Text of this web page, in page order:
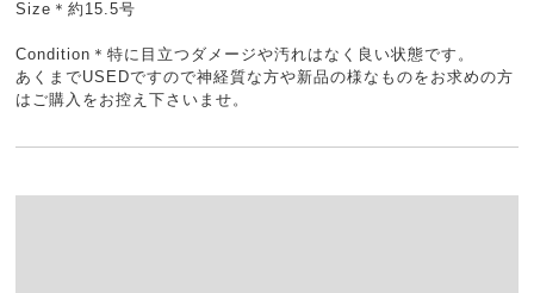
Size＊約15.5号
Condition＊特に目立つダメージや汚れはなく良い状態です。
あくまでUSEDですので神経質な方や新品の様なものをお求めの方
はご購入をお控え下さいませ。